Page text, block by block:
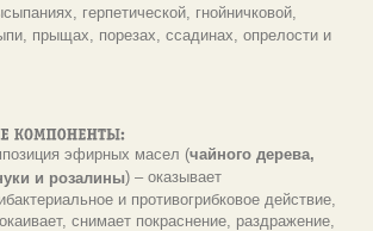
герпетической, гнойничковой,
прыщах, порезах, ссадинах, опрелости и
эфирных масел (чайного дерева,
и розалины) – оказывает
и противогрибковое действие,
снимает покраснение, раздражение,